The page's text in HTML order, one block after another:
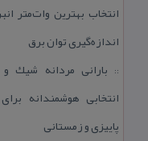
انتخاب بهترین وات‌متر
اندازه‌گیری توان برق
:: بارانی مردانه شیك
انتخابی هوشمندانه
پاییزی و زمستانی